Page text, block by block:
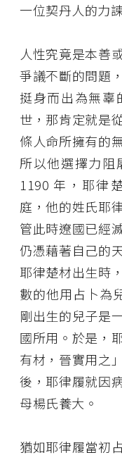
一位契丹人的力
人性究竟是本善
爭議不斷的問題
挺身而出為無辜
世，那肯定就是
條人命所擁有的
所以他選擇力阻
1190 年，耶律
庭，他的姓氏耶
管此時遼國已經
仍憑藉著自己的
耶律楚材出生時
數的他用占卜為
剛出生的兒子是
國所用。於是，
有材，晉實用之
後，耶律履就因
母楊氏養大。
猶如耶律履當初